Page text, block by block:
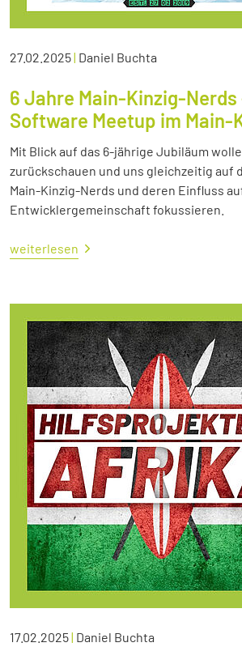
27.02.2025| Daniel Buchta
6 Jahre Main-Kinzig-Nerds
Software Meetup im Main-
Mit Blick auf das 6-jährige Jubiläum
zurückschauen und uns gleichzeitig auf
Main-Kinzig-Nerds und deren Einfluss
Entwicklergemeinschaft fokussieren.
weiterlesen
17.02.2025| Daniel Buchta